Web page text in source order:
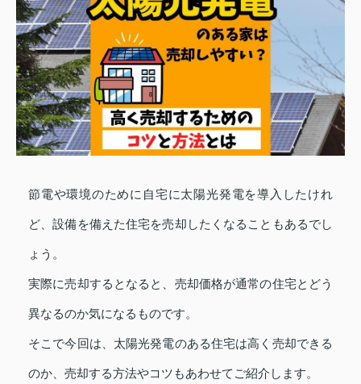
節電や環境のために自宅に太陽光発電を導入したけれ
ど、設備を備えた住宅を売却したくなることもあるでし
ょう。
実際に売却するとなると、売却価格が通常の住宅とどう
異なるのか気になるものです。
そこで今回は、太陽光発電のある住宅は高く売却できる
のか、売却する方法やコツもあわせてご紹介します。